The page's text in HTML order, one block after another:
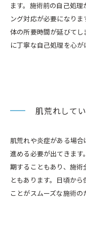
ます。施術前の自己処
ング対応が必要になり
体の所要時間が延びて
に丁寧な自己処理を心が
肌荒れして
肌荒れや炎症がある場
進める必要が出てきま
期することもあり、施
ともあります。日頃か
ことがスムーズな施術の